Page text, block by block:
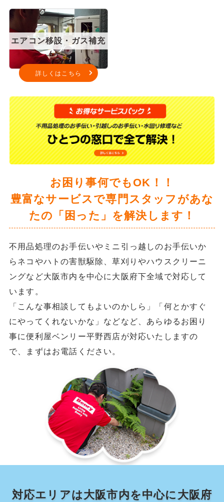
エアコン移設・ガス補充
詳しくはこちら
お困り事何でもOK！！
豊富なサービスで専門スタッフがあな
たの「困った」を解決します！
不用品処理のお手伝いやミニ引っ越しのお手伝いか
らネコやハトの害獣駆除、草刈りやハウスクリーニ
ングなど大阪市内を中心に大阪府下全域で対応して
います。
「こんな事相談してもよいのかしら」「何とかすぐ
にやってくれないかな」などなど、あらゆるお困り
事に便利屋ベンリー平野西店が対応いたしますの
で、まずはお電話ください。
対応エリアは大阪市内を中心に大阪府